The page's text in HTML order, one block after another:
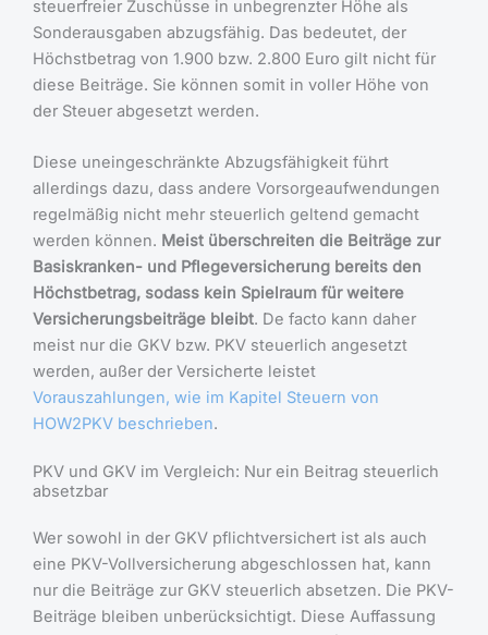
steuerfreier Zuschüsse in unbegrenzter Höhe als
Sonderausgaben abzugsfähig. Das bedeutet, der
Höchstbetrag von 1.900 bzw. 2.800 Euro gilt nicht für
diese Beiträge. Sie können somit in voller Höhe von
der Steuer abgesetzt werden.
Diese uneingeschränkte Abzugsfähigkeit führt
allerdings dazu, dass andere Vorsorgeaufwendungen
regelmäßig nicht mehr steuerlich geltend gemacht
werden können. Meist überschreiten die Beiträge zur
Basiskranken- und Pflegeversicherung bereits den
Höchstbetrag, sodass kein Spielraum für weitere
Versicherungsbeiträge bleibt. De facto kann daher
meist nur die GKV bzw. PKV steuerlich angesetzt
werden, außer der Versicherte leistet
Vorauszahlungen, wie im Kapitel Steuern von
HOW2PKV beschrieben.
PKV und GKV im Vergleich: Nur ein Beitrag steuerlich
absetzbar
Wer sowohl in der GKV pflichtversichert ist als auch
eine PKV-Vollversicherung abgeschlossen hat, kann
nur die Beiträge zur GKV steuerlich absetzen. Die PKV-
Beiträge bleiben unberücksichtigt. Diese Auffassung